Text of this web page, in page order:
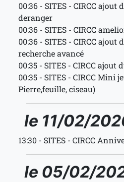
00:36 - SITES - CIRCC ajout
deranger
00:36 - SITES - CIRCC
00:36 - SITES - CIRCC ajout
recherche avancé
00:35 - SITES - CIRCC ajout
00:35 - SITES - CIRCC Mini
Pierre,feuille, ciseau)
le 11/02/
13:30 - SITES - CIRCC
le 05/02/